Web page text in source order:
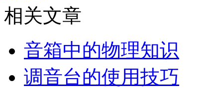
相关文章
音箱中的物理知识
调音台的使用技巧